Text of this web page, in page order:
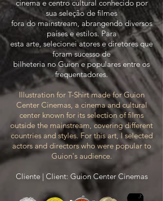
cinema e centro cultural conhecido por
sua seleção de filmes
fora do mainstream, abrangendo diversos
países e estilos. Para
esta arte, selecioneiatores e diretores que
foram sucesso de
bilheteria no Guion e populares entre os
frequentadores.
Illustration for T-Shirt made for Guion
Center Cinemas, a cinema and cultural
center known for its selection of films
outside the mainstream, covering different
countries and styles. For this art, I selected
actors and directors who were popular to
Guion's audience.
Cliente | Client: Guion Center Cinemas